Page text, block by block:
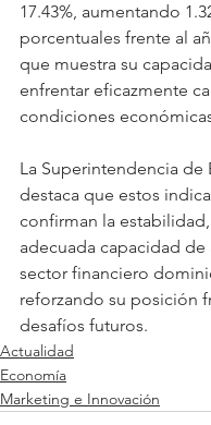
17.43%, aumentando
porcentuales frente al
que muestra su
enfrentar eficazmente
condiciones
La Superintendencia de
destaca que estos
confirman la
adecuada capacidad de
sector financiero
reforzando su posición
desafíos futuros.
Actualidad
Economía
Marketing e Innovación